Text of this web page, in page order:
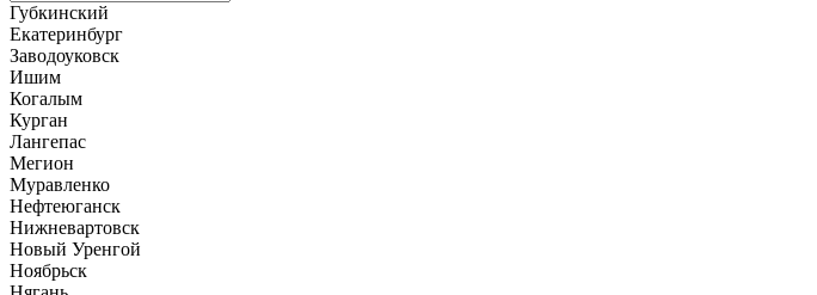
Губкинский
Екатеринбург
Заводоуковск
Ишим
Когалым
Курган
Лангепас
Мегион
Муравленко
Нефтеюганск
Нижневартовск
Новый Уренгой
Ноябрьск